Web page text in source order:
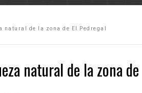
de la zona de El Pedregal
natural de la zona